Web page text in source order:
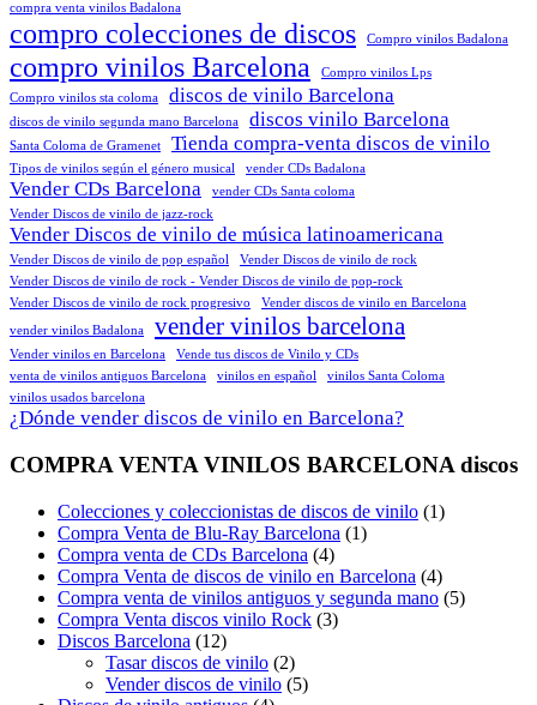
compra venta vinilos Badalona
compro colecciones de discos Compro vinilos Badalona
compro vinilos Barcelona
Compro vinilos Lps
Compro vinilos sta coloma
discos de vinilo Barcelona
discos de vinilo segunda mano Barcelona discos vinilo Barcelona
Santa Coloma de Gramenet Tienda compra-venta discos de vinilo
Tipos de vinilos según el género musical vender CDs Badalona
Vender CDs Barcelona
vender CDs Santa coloma
Vender Discos de vinilo de jazz-rock
Vender Discos de vinilo de música latinoamericana
Vender Discos de vinilo de pop español
Vender Discos de vinilo de rock
Vender Discos de vinilo de rock - Vender Discos de vinilo de pop-rock
Vender Discos de vinilo de rock progresivo
Vender discos de vinilo en Barcelona
vender vinilos Badalona vender vinilos barcelona
Vender vinilos en Barcelona
Vende tus discos de Vinilo y CDs
venta de vinilos antiguos Barcelona
vinilos en español
vinilos Santa Coloma
vinilos usados barcelona
¿Dónde vender discos de vinilo en Barcelona?
COMPRA VENTA VINILOS BARCELONA discos
Colecciones y coleccionistas de discos de vinilo (1)
Compra Venta de Blu-Ray Barcelona (1)
Compra venta de CDs Barcelona (4)
Compra Venta de discos de vinilo en Barcelona (4)
Compra venta de vinilos antiguos y segunda mano (5)
Compra Venta discos vinilo Rock (3)
Discos Barcelona (12)
Tasar discos de vinilo (2)
Vender discos de vinilo (5)